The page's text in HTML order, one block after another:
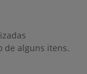
de alguns itens.